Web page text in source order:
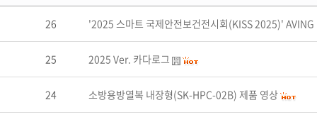
26 '2025 스마트 국제안전보건전시회(KISS 2025)' AVING
25 2025 Ver. 카다로그
24 소방용방열복 내장형(SK-HPC-02B) 제품 영상